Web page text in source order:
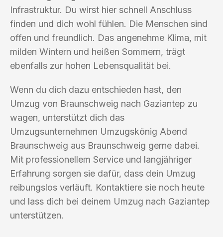
Infrastruktur. Du wirst hier schnell Anschluss
finden und dich wohl fühlen. Die Menschen sind
offen und freundlich. Das angenehme Klima, mit
milden Wintern und heißen Sommern, trägt
ebenfalls zur hohen Lebensqualität bei.
Wenn du dich dazu entschieden hast, den
Umzug von Braunschweig nach Gaziantep zu
wagen, unterstützt dich das
Umzugsunternehmen Umzugskönig Abend
Braunschweig aus Braunschweig gerne dabei.
Mit professionellem Service und langjähriger
Erfahrung sorgen sie dafür, dass dein Umzug
reibungslos verläuft. Kontaktiere sie noch heute
und lass dich bei deinem Umzug nach Gaziantep
unterstützen.